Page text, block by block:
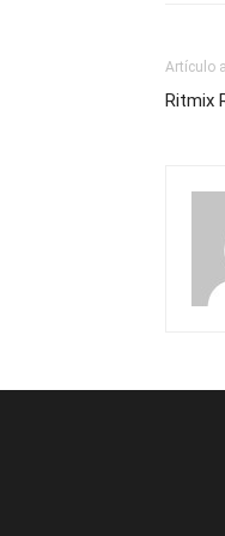
Artículo
Ritmix